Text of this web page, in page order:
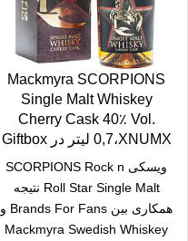
Mackmyra SCORPIONS
Single Malt Whiskey
Cherry Cask 40٪ Vol.
0,7،XNUMX لیتر در Giftbox
ویسکی SCORPIONS Rock n
Roll Star Single Malt نتیجه
همکاری بین Brands For Fans و
Mackmyra Swedish Whiskey